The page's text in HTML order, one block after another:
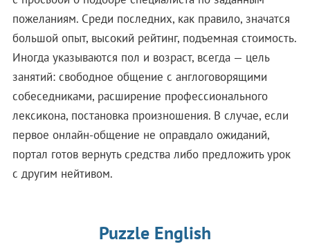
пожеланиям. Среди последних, как правило, значатся
большой опыт, высокий рейтинг, подъемная стоимость.
Иногда указываются пол и возраст, всегда — цель
занятий: свободное общение с англоговорящими
собеседниками, расширение профессионального
лексикона, постановка произношения. В случае, если
первое онлайн-общение не оправдало ожиданий,
портал готов вернуть средства либо предложить урок
с другим нейтивом.
Puzzle English